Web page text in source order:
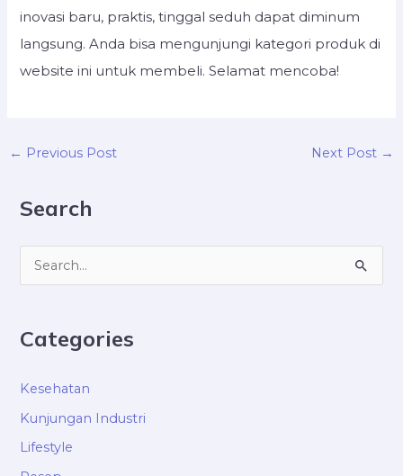
inovasi baru, praktis, tinggal seduh dapat diminum
langsung. Anda bisa mengunjungi kategori produk di
website ini untuk membeli. Selamat mencoba!
← Previous Post Next Post →
Search
r
Categories
Kesehatan
Kunjungan Industri
Lifestyle